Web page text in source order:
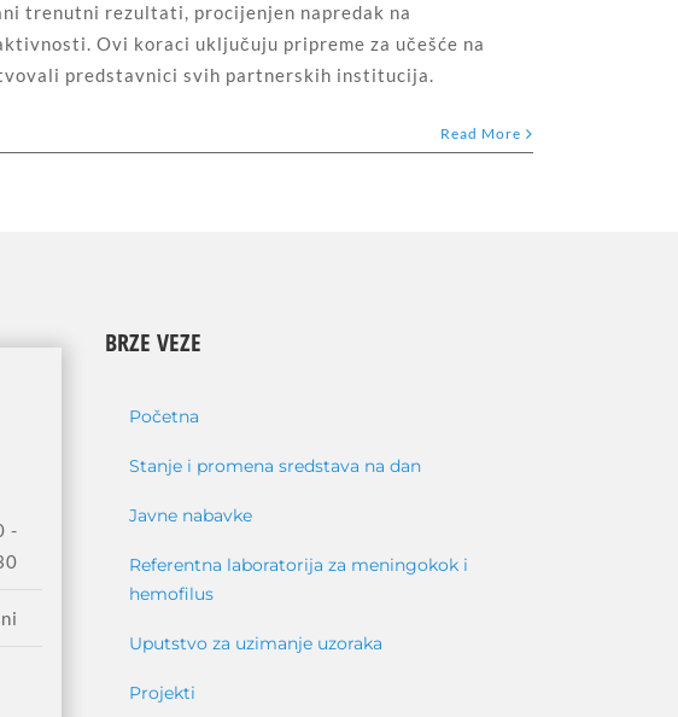
trenutni rezultati, procijenjen napredak na
Ovi koraci uključuju pripreme za učešće na
predstavnici svih partnerskih institucija.
Read More
-
BRZE VEZE
Početna
Stanje i promena sredstava na dan
Javne nabavke
Referentna laboratorija za meningokok i
hemofilus
Uputstvo za uzimanje uzoraka
Projekti